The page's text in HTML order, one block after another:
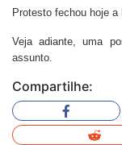
Protesto fechou hoje a
Veja adiante, uma
assunto.
Compartilhe: